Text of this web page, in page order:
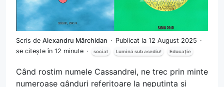
Scris de Alexandru Mărchidan
Publicat la 12 August 2025
se citește în 12 minute
social Lumină sub asediu! Educație
Când rostim numele Cassandrei, ne trec prin minte
numeroase gânduri referitoare la neputința și